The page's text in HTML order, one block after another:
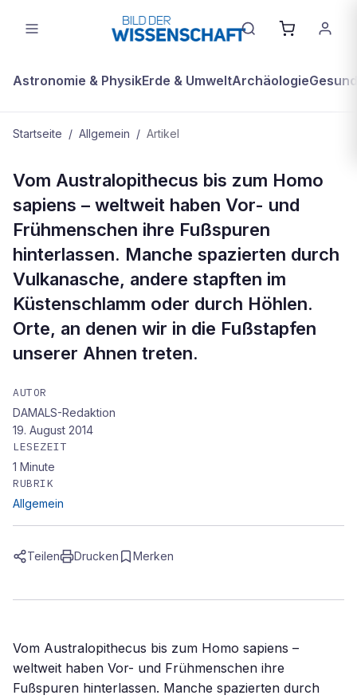
Astronomie & PhysikErde & UmweltArchäologie
Startseite / Allgemein / Artikel
Am Fuß der Geschichte
Vom Australopithecus bis zum Homo
sapiens – weltweit haben Vor- und
Frühmenschen ihre Fußspuren
hinterlassen. Manche spazierten durch
Vulkanasche, andere stapften im
Küstenschlamm oder durch Höhlen.
Orte, an denen wir in die Fußstapfen
unserer Ahnen treten.
AUTOR
DAMALS-Redaktion
19. August 2014
LESEZEIT
1 Minute
RUBRIK
Allgemein
Teilen Drucken Merken
Vom Australopithecus bis zum Homo sapiens –
weltweit haben Vor- und Frühmenschen ihre
Fußspuren hinterlassen. Manche spazierten durch